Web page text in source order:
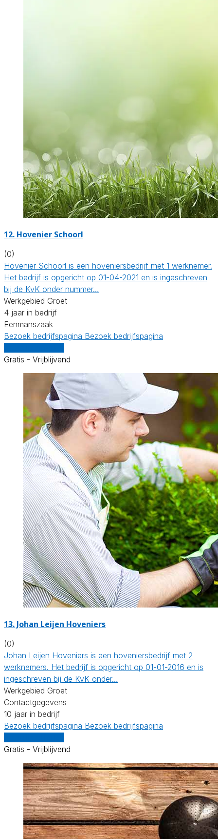
12. Hovenier Schoorl
(0)
Hovenier Schoorl is een hoveniersbedrijf met 1 werknemer.
Het bedrijf is opgericht op 01-04-2021 en is ingeschreven
bij de KvK onder nummer…
Werkgebied Groet
4 jaar in bedrijf
Eenmanszaak
Bezoek bedrijfspagina Bezoek bedrijfspagina
Gratis - Vrijblijvend
13. Johan Leijen Hoveniers
(0)
Johan Leijen Hoveniers is een hoveniersbedrijf met 2
werknemers. Het bedrijf is opgericht op 01-01-2016 en is
ingeschreven bij de KvK onder…
Werkgebied Groet
Contactgegevens
10 jaar in bedrijf
Bezoek bedrijfspagina Bezoek bedrijfspagina
Gratis - Vrijblijvend